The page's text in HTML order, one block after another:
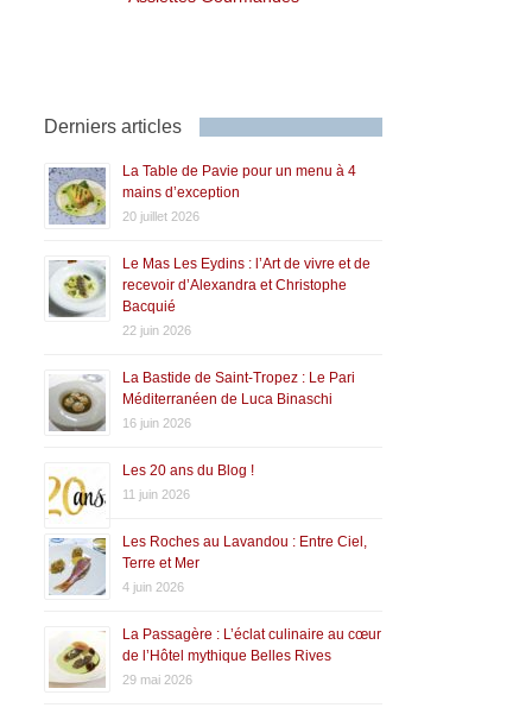
Derniers articles
La Table de Pavie pour un menu à 4
mains d’exception
20 juillet 2026
Le Mas Les Eydins : l’Art de vivre et de
recevoir d’Alexandra et Christophe
Bacquié
22 juin 2026
La Bastide de Saint-Tropez : Le Pari
Méditerranéen de Luca Binaschi
16 juin 2026
Les 20 ans du Blog !
11 juin 2026
Les Roches au Lavandou : Entre Ciel,
Terre et Mer
4 juin 2026
La Passagère : L’éclat culinaire au cœur
de l’Hôtel mythique Belles Rives
29 mai 2026